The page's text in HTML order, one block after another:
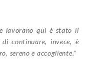
lavorano qui è stato il
continuare, invece, è
sereno e accogliente.”